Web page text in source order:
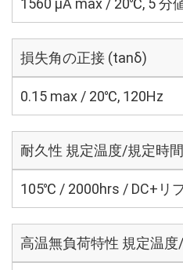
1560 μA max / 20℃, 5 分
損失角の正接 (tanδ)
0.15 max / 20℃, 120Hz
耐久性 規定温度/規定時
105℃ / 2000hrs / DC+リ
高温無負荷特性 規定温度